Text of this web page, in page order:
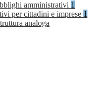
amministrativi 1
per cittadini e imprese 1
analoga